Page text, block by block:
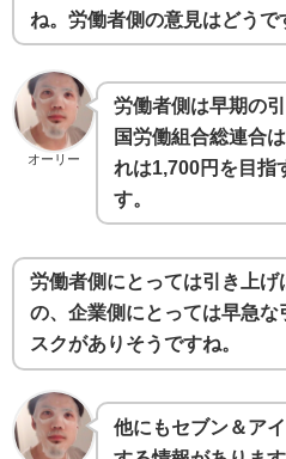
ね。労働者側の意見はどうで
オーリー
労働者側は早期の
国労働組合総連合
れは1,700円を目指
す。
労働者側にとっては引き上げ
の、企業側にとっては早急な
スクがありそうですね。
他にもセブン＆ア